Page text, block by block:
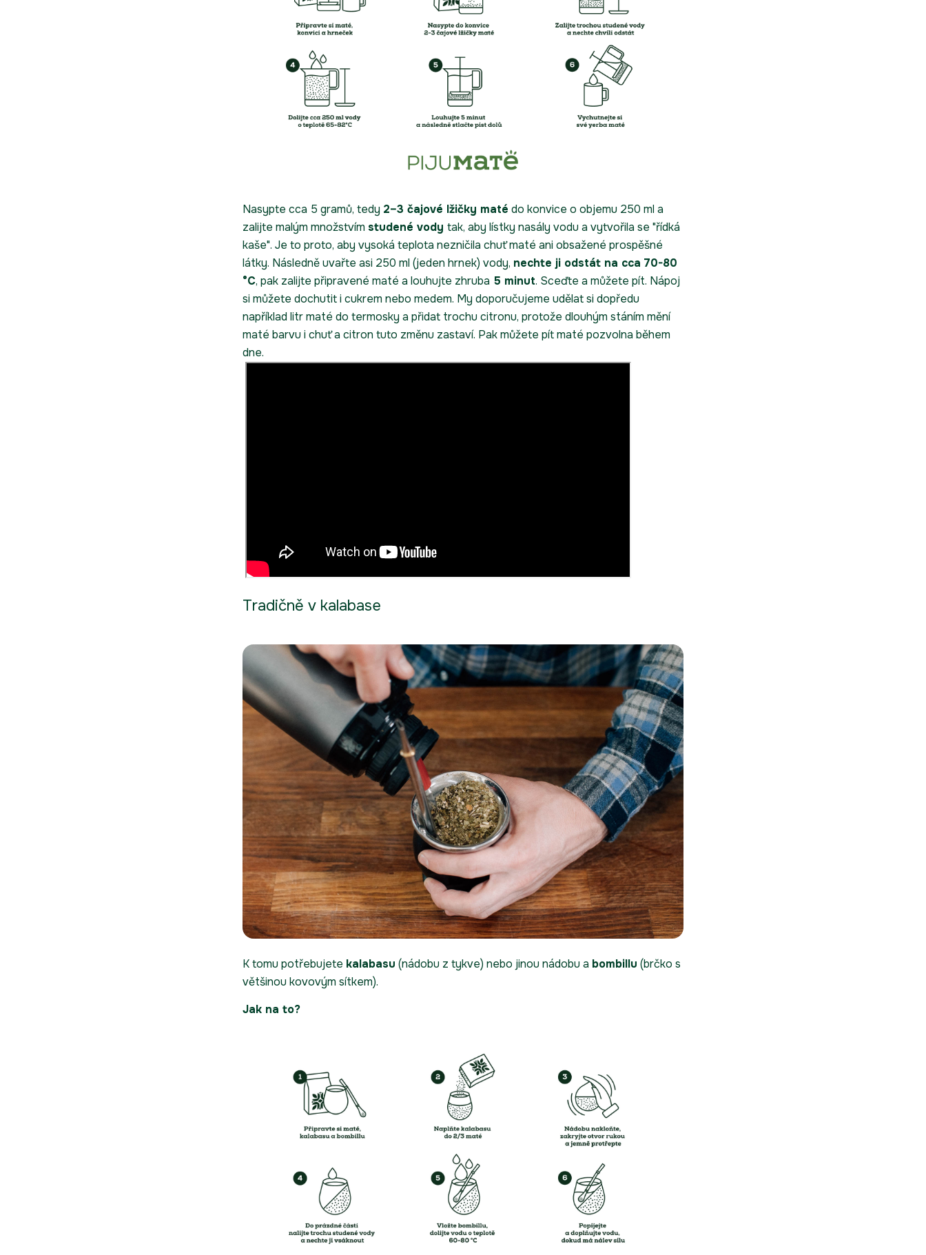
Nasypte cca 5 gramů, tedy 2–3 čajové lžičky maté do konvice o objemu 250 ml a
zalijte malým množstvím studené vody tak, aby lístky nasály vodu a vytvořila se "řídká
kaše". Je to proto, aby vysoká teplota nezničila chuť maté ani obsažené prospěšné
látky. Následně uvařte asi 250 ml (jeden hrnek) vody, nechte ji odstát na cca 70-80
°C, pak zalijte připravené maté a louhujte zhruba 5 minut. Sceďte a můžete pít. Nápoj
si můžete dochutit i cukrem nebo medem. My doporučujeme udělat si dopředu
například litr maté do termosky a přidat trochu citronu, protože dlouhým stáním mění
maté barvu i chuť a citron tuto změnu zastaví. Pak můžete pít maté pozvolna během
dne.
Tradičně v kalabase
K tomu potřebujete kalabasu (nádobu z tykve) nebo jinou nádobu a bombillu (brčko s
většinou kovovým sítkem).
Jak na to?